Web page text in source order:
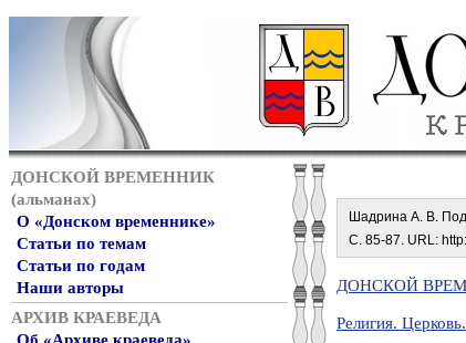
ДОНСКОЙ ВРЕМЕННИК
(альманах)
О «Донском временнике»
Статьи по темам
Статьи по годам
Наши авторы
АРХИВ КРАЕВЕДА
Шадрина А. В. Под
С. 85-87. URL:
ДОНСКОЙ
Религия.